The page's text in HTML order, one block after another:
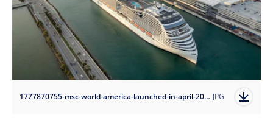
1777870755-msc-world-america-launched-in-april-2025?auto=format JPG